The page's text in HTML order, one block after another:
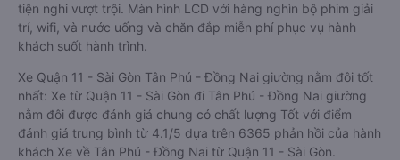
tiện nghi vượt trội. Màn hình LCD với hàng nghìn bộ phim giải
trí, wifi, và nước uống và chăn đắp miễn phí phục vụ hành
khách suốt hành trình.
Xe Quận 11 - Sài Gòn Tân Phú - Đồng Nai giường nằm đôi tốt
nhất: Xe từ Quận 11 - Sài Gòn đi Tân Phú - Đồng Nai giường
nằm đôi được đánh giá chung có chất lượng Tốt với điểm
đánh giá trung bình từ 4.1/5 dựa trên 6365 phản hồi của hành
khách Xe về Tân Phú - Đồng Nai từ Quận 11 - Sài Gòn.